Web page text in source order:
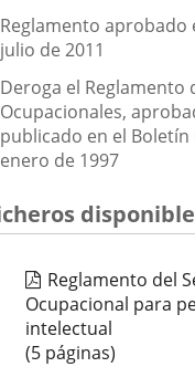
Descripción
Reglamento aprobado
julio de 2011
Deroga el Reglamento
Ocupacionales,
publicado en el Boletín
enero de 1997
Reglamento del
Ocupacional para
intelectual
(5 páginas)